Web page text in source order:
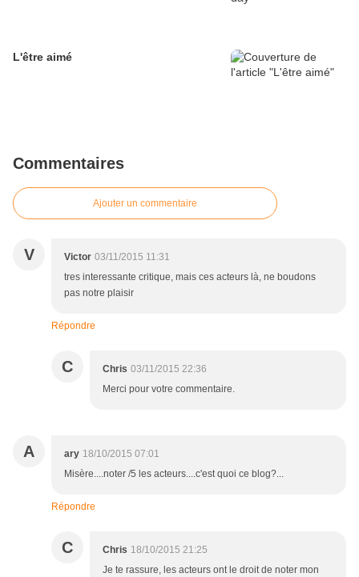
L'être aimé
Commentaires
Ajouter un commentaire
V Victor 03/11/2015 11:31
tres interessante critique, mais ces acteurs là, ne boudons
pas notre plaisir
Répondre
C Chris 03/11/2015 22:36
Merci pour votre commentaire.
A ary 18/10/2015 07:01
Misère....noter /5 les acteurs....c'est quoi ce blog?...
Répondre
C Chris 18/10/2015 21:25
Je te rassure, les acteurs ont le droit de noter mon